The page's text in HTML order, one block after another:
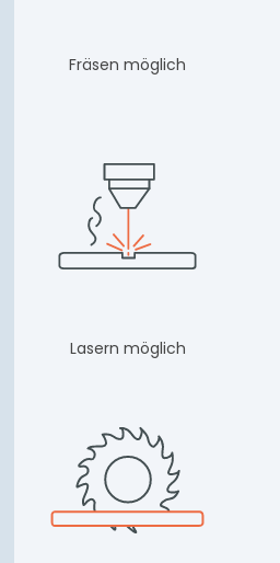
Fräsen möglich
Lasern möglich